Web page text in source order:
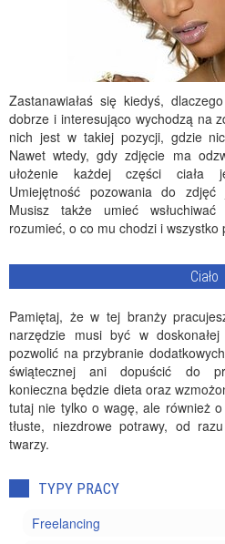
Zastanawiałaś się kiedyś,
dobrze i interesująco wychodzą na
nich jest w takiej pozycji, gdzie
Nawet wtedy, gdy zdjęcie ma
ułożenie każdej części ciała
Umiejętność pozowania do zdjęć
Musisz także umieć
rozumieć, o co mu chodzi i wszystko
Ciało
Pamiętaj, że w tej branży
narzędzie musi być w
pozwolić na przybranie
świątecznej ani dopuścić do
konieczna będzie dieta oraz
tutaj nie tylko o wagę, ale również
tłuste, niezdrowe potrawy, od
twarzy.
TYPY PRACY
Freelancing